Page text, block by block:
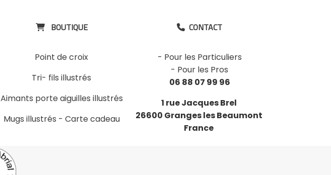
 BOUTIQUE
Point de croix
Tri- fils illustrés
Aimants porte aiguilles illustrés
Mugs illustrés - Carte cadeau
 CONTACT
- Pour les Particuliers
- Pour les Pros
06 88 07 99 96
1 rue Jacques Brel
26600 Granges les Beaumont
France